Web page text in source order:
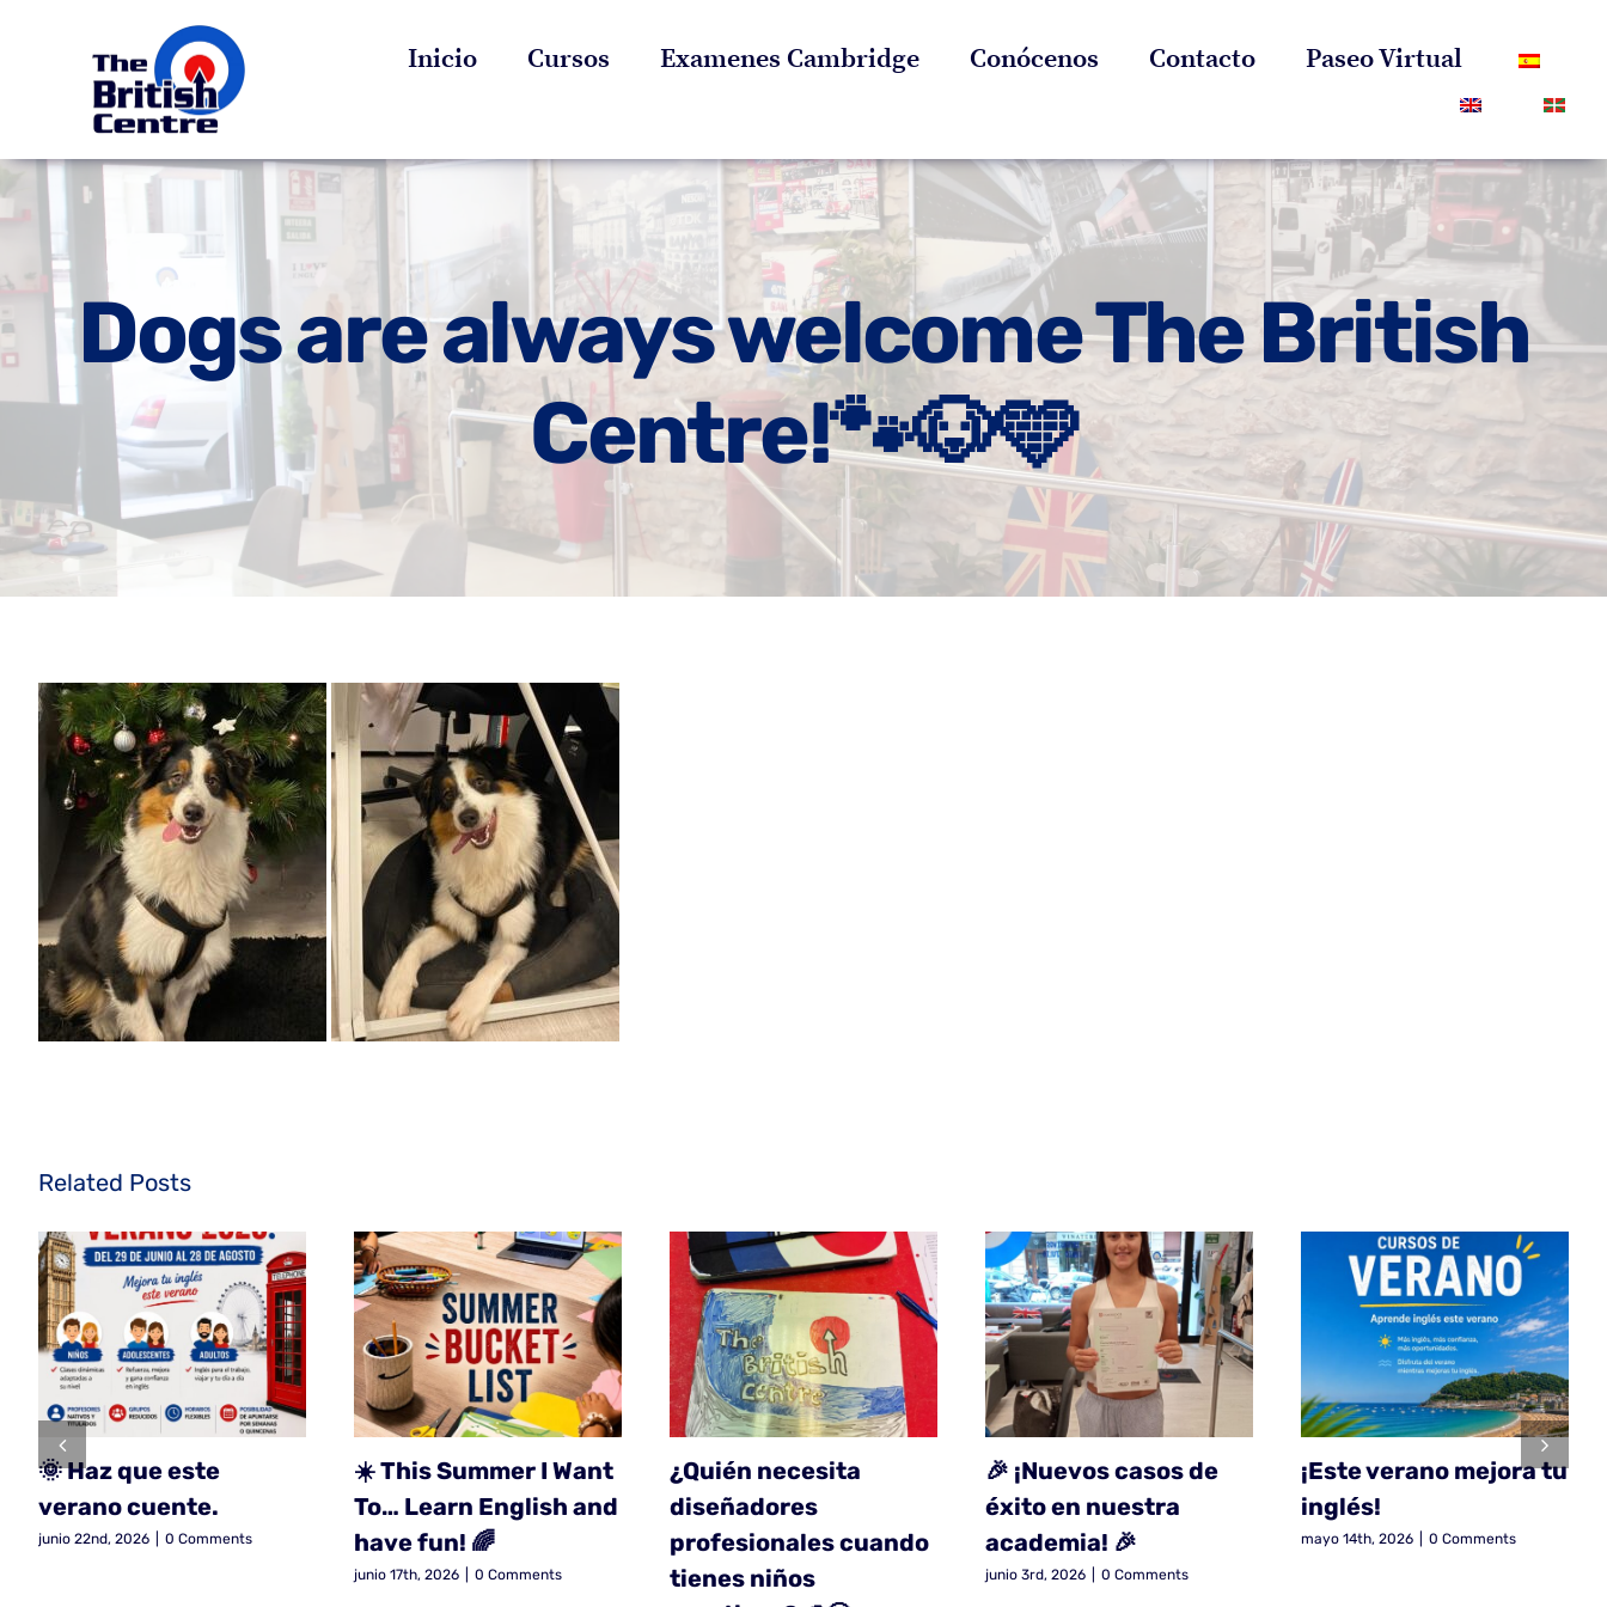
contenido
Inicio Cursos Examenes Cambridge Conócenos Contacto Paseo Virtual
Dogs are always welcome The British
Centre!🐾🐶🩵
Related Posts
🌞 Haz que este
verano cuente.
junio 22nd, 2026 0 Comments
☀️ This Summer I Want
To… Learn English and
have fun! 🌈
junio 17th, 2026 0 Comments
¿Quién necesita
diseñadores
profesionales cuando
tienes niños
🎉 ¡Nuevos casos de
éxito en nuestra
academia! 🎉
junio 3rd, 2026 0 Comments
¡Este verano mejora tu
inglés!
mayo 14th, 2026 0 Comments